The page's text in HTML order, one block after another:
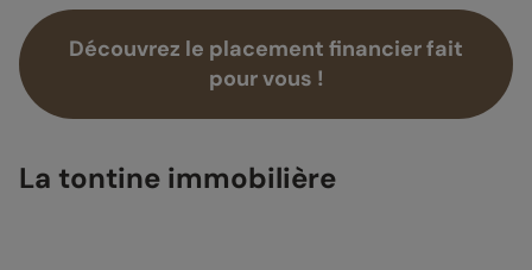
Découvrez le placement financier fait
pour vous !
La tontine immobilière